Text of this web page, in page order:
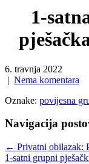
1-
6. travnja 2022
| Nema komentara
Oznake: povijesna
Navigacija
← Privatni obilazak:
1-satni grupni